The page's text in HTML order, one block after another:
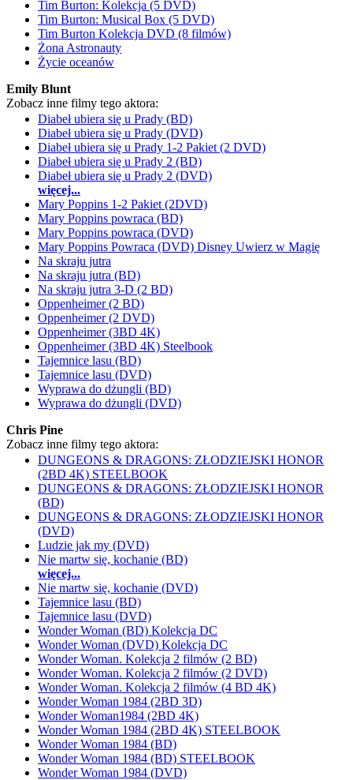
Tim Burton: Kolekcja (5 DVD)
Tim Burton: Musical Box (5 DVD)
Tim Burton Kolekcja DVD (8 filmów)
Żona Astronauty
Życie oceanów
Emily Blunt
Zobacz inne filmy tego aktora:
Diabeł ubiera się u Prady (BD)
Diabeł ubiera się u Prady (DVD)
Diabeł ubiera się u Prady 1-2 Pakiet (2 DVD)
Diabeł ubiera się u Prady 2 (BD)
Diabeł ubiera się u Prady 2 (DVD)
więcej...
Mary Poppins 1-2 Pakiet (2DVD)
Mary Poppins powraca (BD)
Mary Poppins powraca (DVD)
Mary Poppins Powraca (DVD) Disney Uwierz w Magię
Na skraju jutra
Na skraju jutra (BD)
Na skraju jutra 3-D (2 BD)
Oppenheimer (2 BD)
Oppenheimer (2 DVD)
Oppenheimer (3BD 4K)
Oppenheimer (3BD 4K) Steelbook
Tajemnice lasu (BD)
Tajemnice lasu (DVD)
Wyprawa do dżungli (BD)
Wyprawa do dżungli (DVD)
Chris Pine
Zobacz inne filmy tego aktora:
DUNGEONS & DRAGONS: ZŁODZIEJSKI HONOR
(2BD 4K) STEELBOOK
DUNGEONS & DRAGONS: ZŁODZIEJSKI HONOR
(BD)
DUNGEONS & DRAGONS: ZŁODZIEJSKI HONOR
(DVD)
Ludzie jak my (DVD)
Nie martw się, kochanie (BD)
więcej...
Nie martw się, kochanie (DVD)
Tajemnice lasu (BD)
Tajemnice lasu (DVD)
Wonder Woman (BD) Kolekcja DC
Wonder Woman (DVD) Kolekcja DC
Wonder Woman. Kolekcja 2 filmów (2 BD)
Wonder Woman. Kolekcja 2 filmów (2 DVD)
Wonder Woman. Kolekcja 2 filmów (4 BD 4K)
Wonder Woman 1984 (2BD 3D)
Wonder Woman1984 (2BD 4K)
Wonder Woman 1984 (2BD 4K) STEELBOOK
Wonder Woman 1984 (BD)
Wonder Woman 1984 (BD) STEELBOOK
Wonder Woman 1984 (DVD)